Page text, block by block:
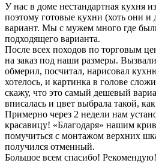
У нас в доме нестандартная кухня
поэтому готовые кухни (хоть они
вариант. Мы с мужем много где
подходящего варианта.
После всех походов по торговым
на заказ под наши размеры.
обмерил, посчитал, нарисовал
хотелось, и картинка в голове
скажу, что это самый дешевый
вписалась и цвет выбрала такой,
Примерно через 2 недели нам
красавицу! «Благодаря» нашим
помучиться с монтажом верхних
получился отменный.
Большое всем спасибо! Рекомендую!